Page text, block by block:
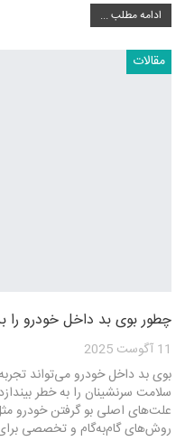
ادامه مطلب ...
مقالات
چطور بوی بد داخل خودرو را
11 آگوست 2025
بوی بد داخل خودرو می‌تواند
سلامت سرنشینان را به خطر
علت‌های اصلی بو گرفتن خودرو
روش‌های گام‌به‌گام و تخصصی